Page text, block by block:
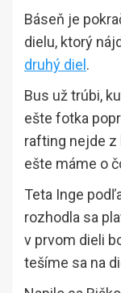
Báseň je
dielu, ktorý
druhý diel .
Bus už trúbi,
ešte fotka
rafting nejde z
ešte máme o
Teta Inge
rozhodla sa
v prvom dieli
tešíme sa na